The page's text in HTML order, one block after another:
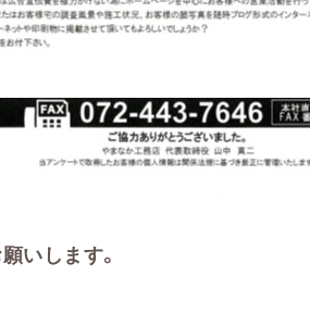
いします。